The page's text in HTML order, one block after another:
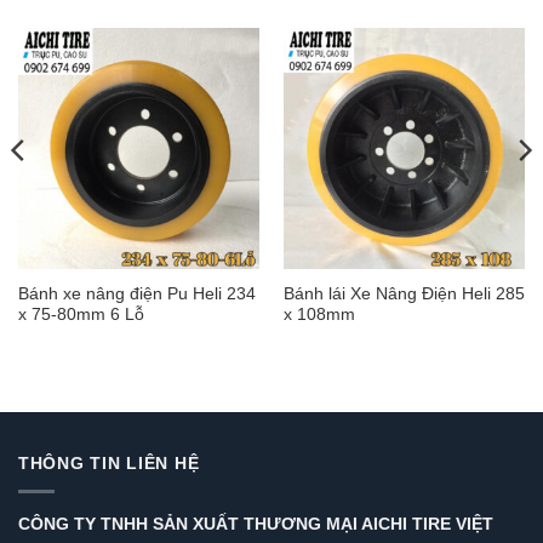
Bánh xe nâng điện Pu Heli 234
x 75-80mm 6 Lỗ
Bánh lái Xe Nâng Điện Heli 285
x 108mm
THÔNG TIN LIÊN HỆ
CÔNG TY TNHH SẢN XUẤT THƯƠNG MẠI AICHI TIRE VIỆT